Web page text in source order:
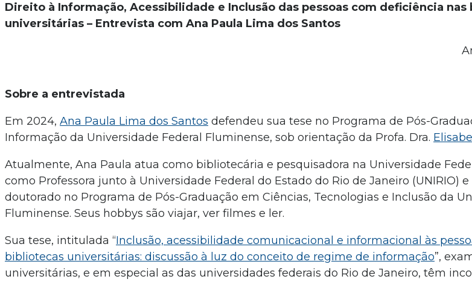
Direito à Informação, Acessibilidade e Inclusão das pessoas com deficiência nas
universitárias – Entrevista com Ana Paula Lima dos Santos
Sobre a entrevistada
Em 2024, Ana Paula Lima dos Santos defendeu sua tese no Programa de Pós-
Informação da Universidade Federal Fluminense, sob orientação da Profa. Dra.
Atualmente, Ana Paula atua como bibliotecária e pesquisadora na Universidade
como Professora junto à Universidade Federal do Estado do Rio de Janeiro (UNIRIO)
doutorado no Programa de Pós-Graduação em Ciências, Tecnologias e Inclusão da
Fluminense. Seus hobbys são viajar, ver filmes e ler.
Sua tese, intitulada “Inclusão, acessibilidade comunicacional e informacional às
bibliotecas universitárias: discussão à luz do conceito de regime de informação”,
universitárias, e em especial as das universidades federais do Rio de Janeiro, têm